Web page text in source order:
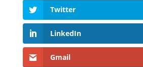
Twitter
LinkedIn
Gmail